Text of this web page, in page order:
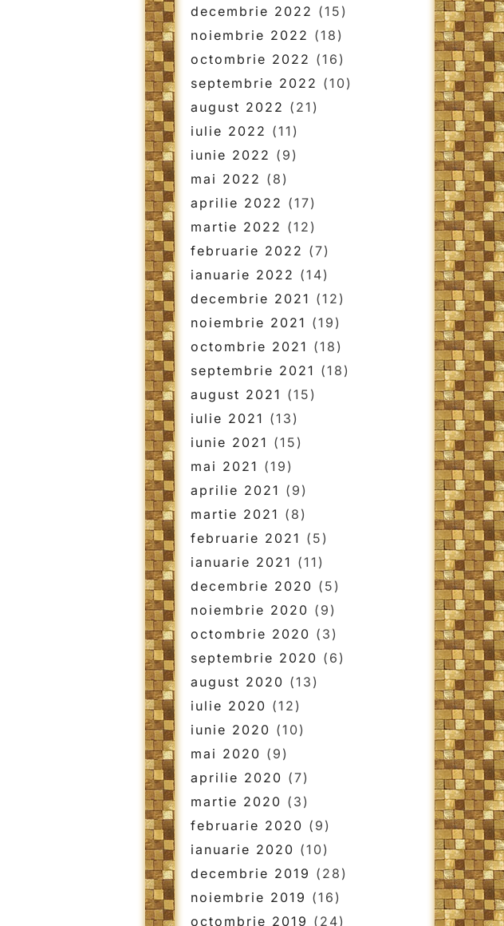
decembrie 2022 (15)
noiembrie 2022 (18)
octombrie 2022 (16)
septembrie 2022 (10)
august 2022 (21)
iulie 2022 (11)
iunie 2022 (9)
mai 2022 (8)
aprilie 2022 (17)
martie 2022 (12)
februarie 2022 (7)
ianuarie 2022 (14)
decembrie 2021 (12)
noiembrie 2021 (19)
octombrie 2021 (18)
septembrie 2021 (18)
august 2021 (15)
iulie 2021 (13)
iunie 2021 (15)
mai 2021 (19)
aprilie 2021 (9)
martie 2021 (8)
februarie 2021 (5)
ianuarie 2021 (11)
decembrie 2020 (5)
noiembrie 2020 (9)
octombrie 2020 (3)
septembrie 2020 (6)
august 2020 (13)
iulie 2020 (12)
iunie 2020 (10)
mai 2020 (9)
aprilie 2020 (7)
martie 2020 (3)
februarie 2020 (9)
ianuarie 2020 (10)
decembrie 2019 (28)
noiembrie 2019 (16)
octombrie 2019 (24)